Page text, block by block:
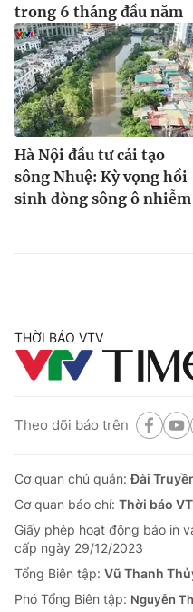
trong 6 tháng đầu năm
Hà Nội đầu tư cải tạo
sông Nhuệ: Kỳ vọng hồi
sinh dòng sông ô nhiễm
THỜI BÁO VTV
Theo dõi báo trên
Cơ quan chủ quản:Đài
Cơ quan báo chí: Thời báo
Giấy phép hoạt động báo in
cấp ngày 29/12/2023
Tổng Biên tập: Vũ Thanh
Phó Tổng Biên tập: Nguyễn